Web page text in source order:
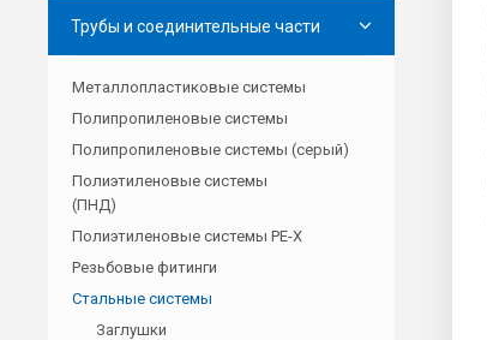
Трубы и соединительные части
Металлопластиковые системы
Полипропиленовые системы
Полипропиленовые системы (серый)
Полиэтиленовые системы
(ПНД)
Полиэтиленовые системы PE-X
Резьбовые фитинги
Стальные системы
Заглушки